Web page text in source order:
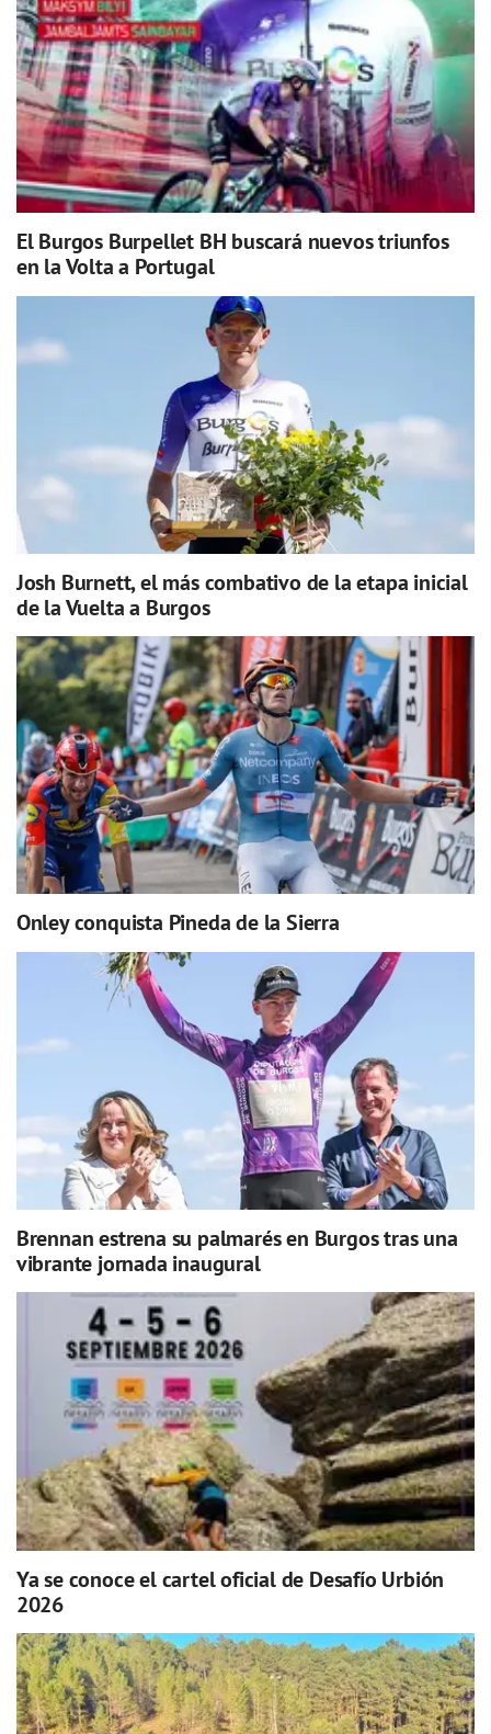
El Burgos Burpellet BH buscará nuevos triunfos
en la Volta a Portugal
Josh Burnett, el más combativo de la etapa inicial
de la Vuelta a Burgos
Onley conquista Pineda de la Sierra
Brennan estrena su palmarés en Burgos tras una
vibrante jornada inaugural
Ya se conoce el cartel oficial de Desafío Urbión
2026